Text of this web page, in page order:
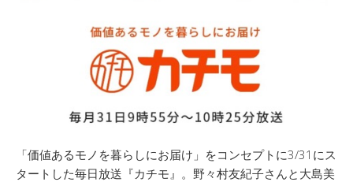
「価値あるモノを暮らしにお届け」をコンセプトに3/31にス
タートした毎日放送『カチモ』。野々村友紀子さんと大島美